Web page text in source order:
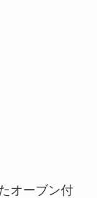
オーブン付